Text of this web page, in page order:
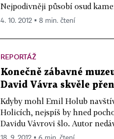
Nejpodivněji působí osud
4. 10. 2012 ▪ 8 min. čtení
REPORTÁŽ
Konečně zábavné
David Vávra skvěle
Kdyby mohl Emil Holub
Holicích, nejspíš by hned
Davidu Vávrovi šlo. Autor